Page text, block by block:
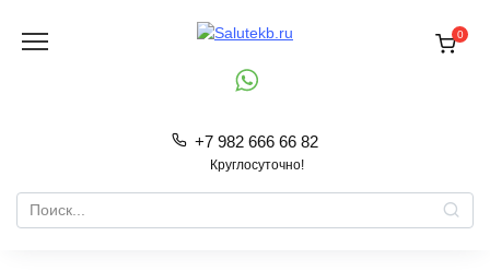
содержанию
+7 982 666 66 82
Круглосуточно!
Search
for:
0